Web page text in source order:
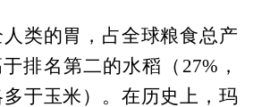
类的胃，占全球粮食总产
排名第二的水稻（27%，
于玉米）。在历史上，玛